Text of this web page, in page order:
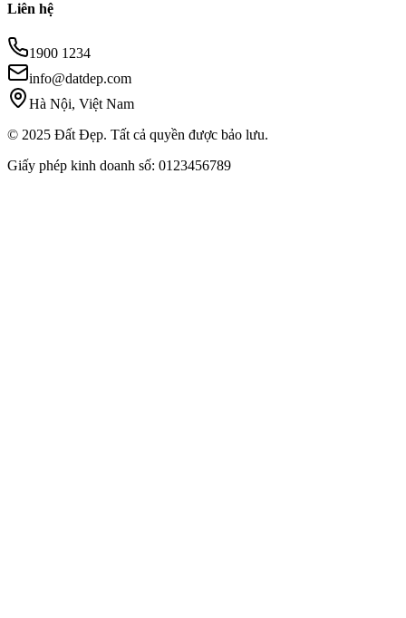
Liên hệ
1900 1234
info@datdep.com
Hà Nội, Việt Nam
© 2025 Đất Đẹp. Tất cả quyền được bảo lưu.
Giấy phép kinh doanh số: 0123456789